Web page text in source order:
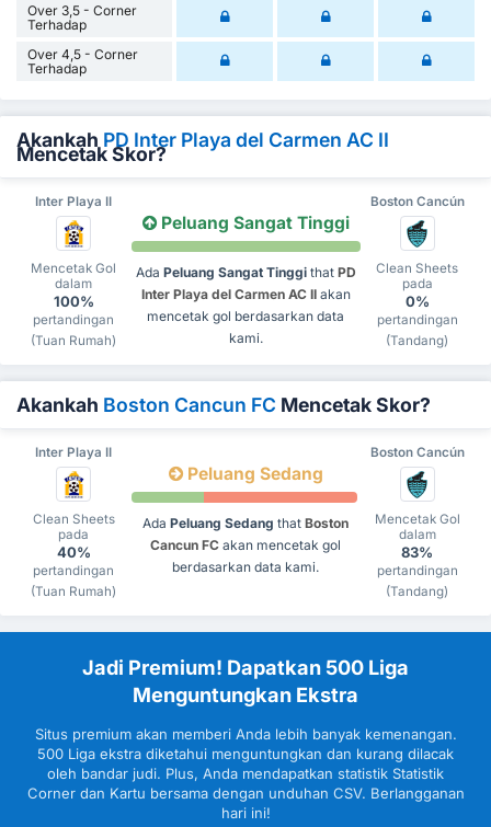
Over 3,5 - Corner
Terhadap
Over 4,5 - Corner
Terhadap
Akankah PD Inter Playa del Carmen AC II
Mencetak Skor?
Inter Playa II Boston Cancún
Mencetak Gol
dalam
100%
pertandingan
(Tuan Rumah)
Peluang Sangat Tinggi
Ada Peluang Sangat Tinggithat PD
Inter Playa del Carmen AC IIakan
mencetak gol berdasarkan data
kami.
Clean Sheets
pada
0%
pertandingan
(Tandang)
Akankah Boston Cancun FC Mencetak Skor?
Inter Playa II Boston Cancún
Clean Sheets
pada
40%
pertandingan
(Tuan Rumah)
Peluang Sedang
Ada Peluang Sedang that Boston
Cancun FC akan mencetak gol
berdasarkan data kami.
Mencetak Gol
dalam
83%
pertandingan
(Tandang)
Jadi Premium! Dapatkan 500 Liga
Menguntungkan Ekstra
Situs premium akan memberi Anda lebih banyak kemenangan.
500 Liga ekstra diketahui menguntungkan dan kurang dilacak
oleh bandar judi. Plus, Anda mendapatkan statistik Statistik
Corner dan Kartu bersama dengan unduhan CSV. Berlangganan
hari ini!